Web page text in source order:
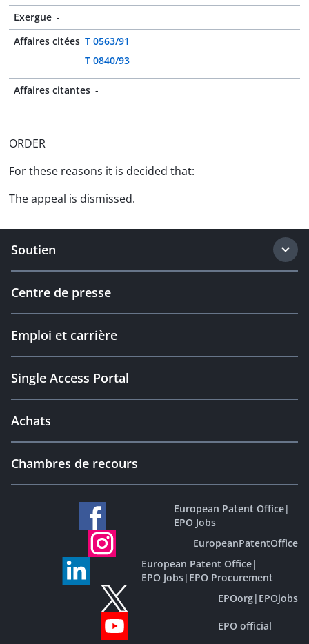
Exergue -
Affaires citées T 0563/91
T 0840/93
Affaires citantes -
ORDER
For these reasons it is decided that:
The appeal is dismissed.
Soutien
Centre de presse
Emploi et carrière
Single Access Portal
Achats
Chambres de recours
European Patent Office|
EPO Jobs
EuropeanPatentOffice
European Patent Office|
EPO Jobs| EPO Procurement
EPOorg| EPOjobs
EPO official